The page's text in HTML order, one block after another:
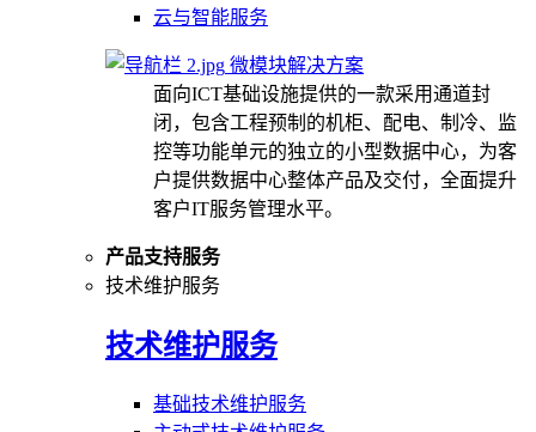
云与智能服务
微模块解决方案
面向ICT基础设施提供的一款采用通道封
闭，包含工程预制的机柜、配电、制冷、监
控等功能单元的独立的小型数据中心，为客
户提供数据中心整体产品及交付，全面提升
客户IT服务管理水平。
产品支持服务
技术维护服务
技术维护服务
基础技术维护服务